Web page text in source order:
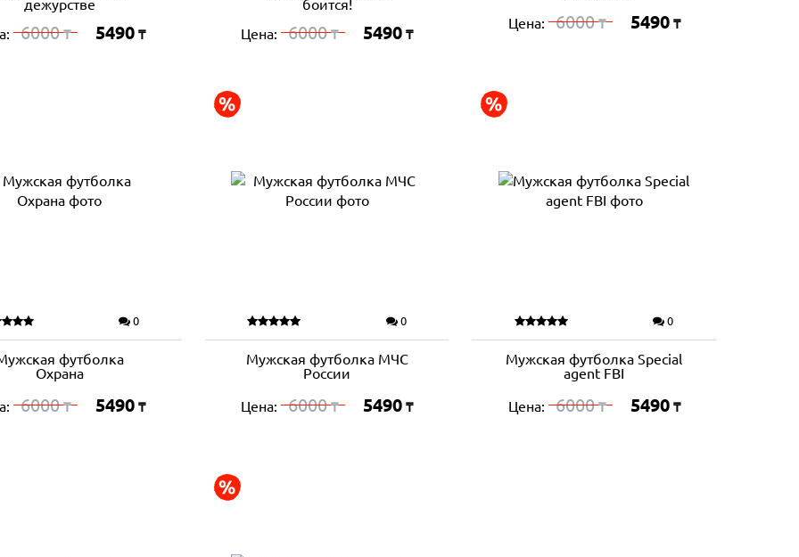
дежурстве
6000₸ 5490 ₸
боится!
Цена: 6000₸ 5490 ₸
Цена: 6000₸ 5490 ₸
0
футболка
Охрана
6000₸ 5490 ₸
0
Мужская футболка МЧС
России
Цена: 6000₸ 5490 ₸
0
Мужская футболка Special
agent FBI
Цена: 6000₸ 5490 ₸